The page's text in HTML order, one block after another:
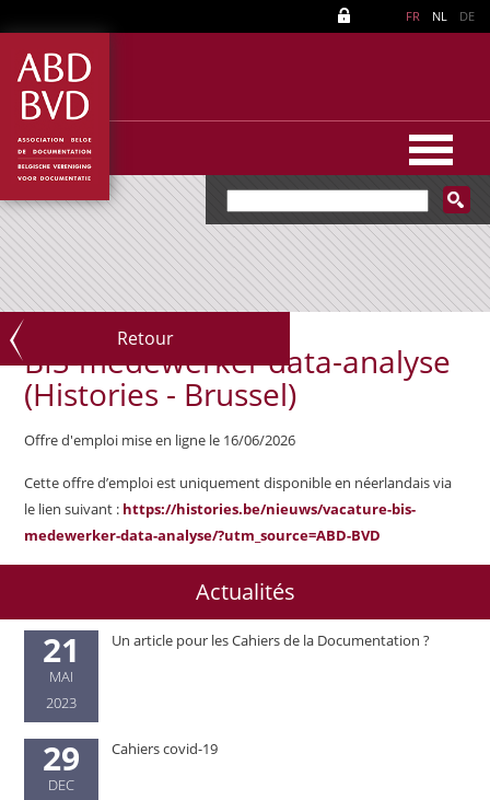
FR NL DE
Retour
BIS-medewerker data-analyse
(Histories - Brussel)
Offre d'emploi mise en ligne le 16/06/2026
Cette offre d’emploi est uniquement disponible en néerlandais via
le lien suivant : https://histories.be/nieuws/vacature-bis-
medewerker-data-analyse/?utm_source=ABD-BVD
Actualités
21
MAI
2023
Un article pour les Cahiers de la Documentation ?
29
DEC
Cahiers covid-19